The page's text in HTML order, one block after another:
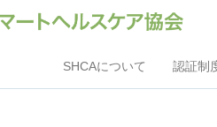
SHCAについて 認証制